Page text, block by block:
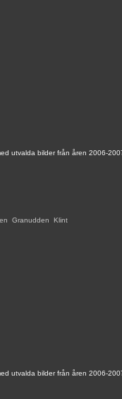
utvalda bilder från åren 2006-
Granudden Klint
utvalda bilder från åren 2006-